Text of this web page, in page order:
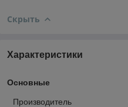
Скрыть
Характеристики
Основные
Производитель